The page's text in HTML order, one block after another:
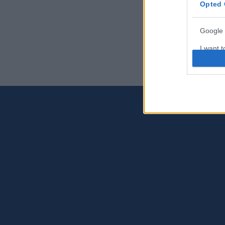
Opted
Google
I want
web